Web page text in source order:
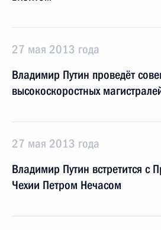
27 мая 2013 года
Владимир Путин проведёт
высокоскоростных
27 мая 2013 года
Владимир Путин встретится с
Чехии Петром Нечасом